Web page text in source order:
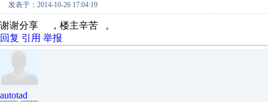
发表于：2014-10-26 17:04:19
谢谢分享 ，楼主辛苦 。
回复 引用 举报
autotad